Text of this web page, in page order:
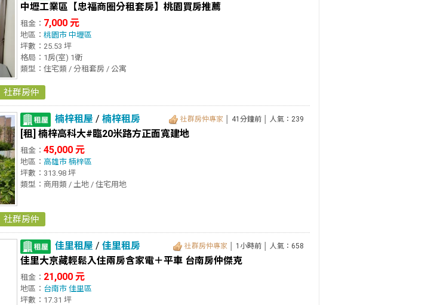
桃園市 新竹市 新竹縣
雲林縣 苗栗縣 南投縣
嘉義市 嘉義縣
澎湖縣 金門連江
中壢工業區【忠福商圈分租套房】桃園買房推薦
租金： 7,000 元
地區： 桃園市 中壢區
坪數：25.53 坪
格局：1房(室) 1衛
類型：住宅類 / 分租套房 / 公寓
社群房仲
楠梓租屋 / 楠梓租房 社群房仲專家 │ 41分鐘前 │ 人氣：239
[租] 楠梓高科大#臨20米路方正面寬建地
租金： 45,000 元
地區： 高雄市 楠梓區
坪數：313.98 坪
類型：商用類 / 土地 / 住宅用地
社群房仲
佳里租屋 / 佳里租房 社群房仲專家 │ 1小時前 │ 人氣：658
佳里大京藏輕鬆入住兩房含家電＋平車 台南房仲傑克
租金： 21,000 元
地區： 台南市 佳里區
坪數：17.31 坪